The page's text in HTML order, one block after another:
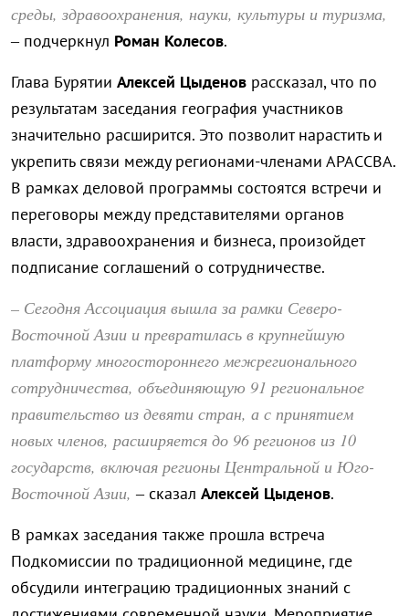
среды, здравоохранения, науки, культуры и туризма,
– подчеркнул Роман Колесов.
Глава Бурятии Алексей Цыденов рассказал, что по
результатам заседания география участников
значительно расширится. Это позволит нарастить и
укрепить связи между регионами-членами АРАССВА.
В рамках деловой программы состоятся встречи и
переговоры между представителями органов
власти, здравоохранения и бизнеса, произойдет
подписание соглашений о сотрудничестве.
– Сегодня Ассоциация вышла за рамки Северо-
Восточной Азии и превратилась в крупнейшую
платформу многостороннего межрегионального
сотрудничества, объединяющую 91 региональное
правительство из девяти стран, а с принятием
новых членов, расширяется до 96 регионов из 10
государств, включая регионы Центральной и Юго-
Восточной Азии, – сказал Алексей Цыденов.
В рамках заседания также прошла встреча
Подкомиссии по традиционной медицине, где
обсудили интеграцию традиционных знаний с